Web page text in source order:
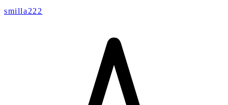
smilla222